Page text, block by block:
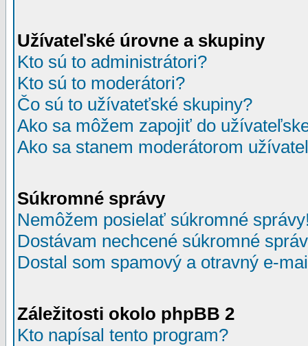
Užívateľské úrovne a skupiny
Kto sú to administrátori?
Kto sú to moderátori?
Čo sú to užívateťské skupiny?
Ako sa môžem zapojiť do
Ako sa stanem moderátorom
Súkromné správy
Nemôžem posielať súkromné
Dostávam nechcené súkromné
Dostal som spamový a otravný e-
Záležitosti okolo phpBB 2
Kto napísal tento program?